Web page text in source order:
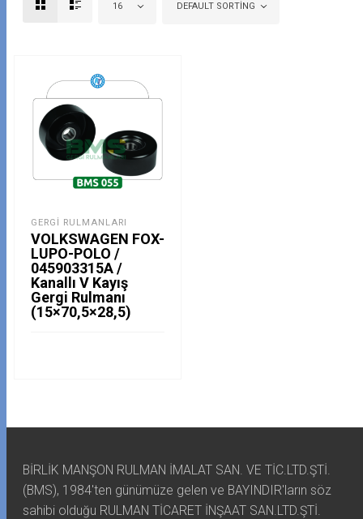
16 DEFAULT SORTING
GERGI RULMANLARI
VOLKSWAGEN FOX-
LUPO-POLO /
045903315A /
Kanallı V Kayış
Gergi Rulmanı
(15×70,5×28,5)
BİRLİK MANŞON RULMAN İMALAT SAN. VE TİC.LTD.ŞTİ.
(BMS), 1984'ten günümüze gelen ve BAYINDIR'ların söz
sahibi olduğu RULMAN TİCARET İNŞAAT SAN.LTD.ŞTİ.